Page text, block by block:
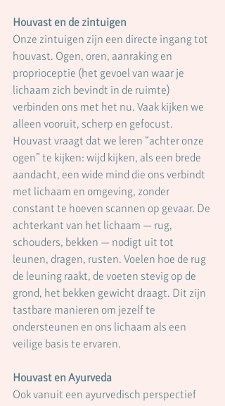
Houvast en de zintuigen
Onze zintuigen zijn een directe ingang tot
houvast. Ogen, oren, aanraking en
proprioceptie (het gevoel van waar je
lichaam zich bevindt in de ruimte)
verbinden ons met het nu. Vaak kijken we
alleen vooruit, scherp en gefocust.
Houvast vraagt dat we leren “achter onze
ogen” te kijken: wijd kijken, als een brede
aandacht, een wide mind die ons verbindt
met lichaam en omgeving, zonder
constant te hoeven scannen op gevaar. De
achterkant van het lichaam — rug,
schouders, bekken — nodigt uit tot
leunen, dragen, rusten. Voelen hoe de rug
de leuning raakt, de voeten stevig op de
grond, het bekken gewicht draagt. Dit zijn
tastbare manieren om jezelf te
ondersteunen en ons lichaam als een
veilige basis te ervaren.
Houvast en Ayurveda
Ook vanuit een ayurvedisch perspectief